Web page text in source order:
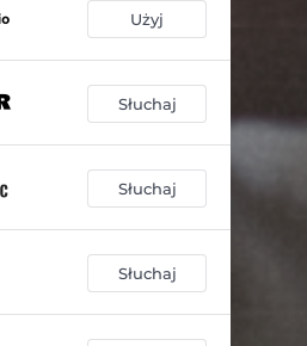
Użyj
Słuchaj
Słuchaj
Słuchaj